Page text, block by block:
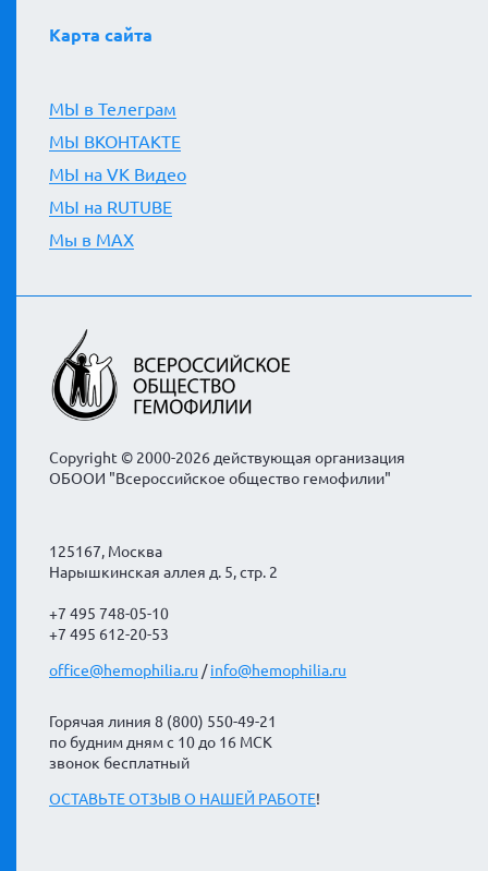
Карта сайта
МЫ в Телеграм
МЫ ВКОНТАКТЕ
МЫ на VK Видео
МЫ на RUTUBE
Мы в MAX
Copyright © 2000-2026 действующая организация
ОБООИ "Всероссийское общество гемофилии"
125167, Москва
Нарышкинская аллея д. 5, стр. 2
+7 495 748-05-10
+7 495 612-20-53
office@hemophilia.ru /info@hemophilia.ru
Горячая линия 8 (800) 550-49-21
по будним дням с 10 до 16 МСК
звонок бесплатный
ОСТАВЬТЕ ОТЗЫВ О НАШЕЙ РАБОТЕ!